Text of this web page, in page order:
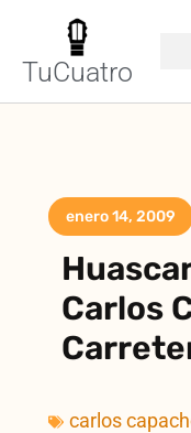
TuCuatro
enero 14, 2009
Carlos
carlos